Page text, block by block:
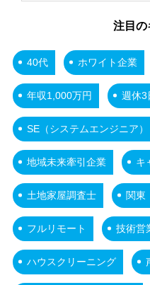
注目の
40代 ホワイト企業
年収1,000万円 週休3
SE（システムエンジニア）
地域未来牽引企業 キ
土地家屋調査士 関東
フルリモート 技術営
ハウスクリーニング